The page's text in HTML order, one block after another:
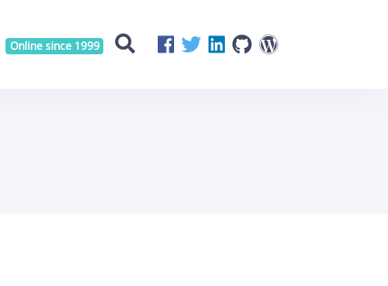
Online since 1999